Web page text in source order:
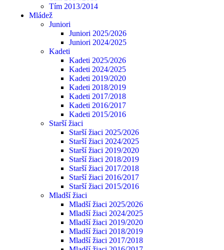
Tím 2013/2014
Mládež
Juniori
Juniori 2025/2026
Juniori 2024/2025
Kadeti
Kadeti 2025/2026
Kadeti 2024/2025
Kadeti 2019/2020
Kadeti 2018/2019
Kadeti 2017/2018
Kadeti 2016/2017
Kadeti 2015/2016
Starší žiaci
Starší žiaci 2025/2026
Starší žiaci 2024/2025
Starší žiaci 2019/2020
Starší žiaci 2018/2019
Starší žiaci 2017/2018
Starší žiaci 2016/2017
Starší žiaci 2015/2016
Mladší žiaci
Mladší žiaci 2025/2026
Mladší žiaci 2024/2025
Mladší žiaci 2019/2020
Mladší žiaci 2018/2019
Mladší žiaci 2017/2018